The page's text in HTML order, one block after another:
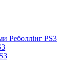
Реболлінг PS3